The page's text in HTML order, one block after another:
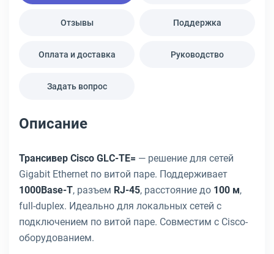
Отзывы Поддержка
Оплата и доставка Руководство
Задать вопрос
Описание
Трансивер Cisco GLC-TE= — решение для сетей
Gigabit Ethernet по витой паре. Поддерживает
1000Base-T, разъем RJ-45, расстояние до 100 м,
full-duplex. Идеально для локальных сетей с
подключением по витой паре. Совместим с Cisco-
оборудованием.